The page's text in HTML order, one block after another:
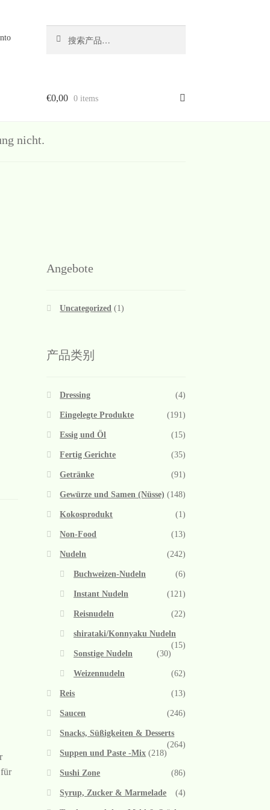
索：
€0,00 0 items
nicht.
Angebote
Uncategorized (1)
产品类别
Dressing (4)
Eingelegte Produkte (191)
Essig und Öl (15)
Fertig Gerichte (35)
Getränke (91)
Gewürze und Samen (Nüsse) (148)
Kokosprodukt (1)
Non-Food (13)
Nudeln (242)
Buchweizen-Nudeln (6)
Instant Nudeln (121)
Reisnudeln (22)
shirataki/Konnyaku Nudeln
(15)
Sonstige Nudeln
(30)
Weizennudeln (62)
Reis (13)
Saucen (246)
Snacks, Süßigkeiten & Desserts
(264)
Suppen und Paste -Mix (218)
Sushi Zone (86)
Syrup, Zucker & Marmelade (4)